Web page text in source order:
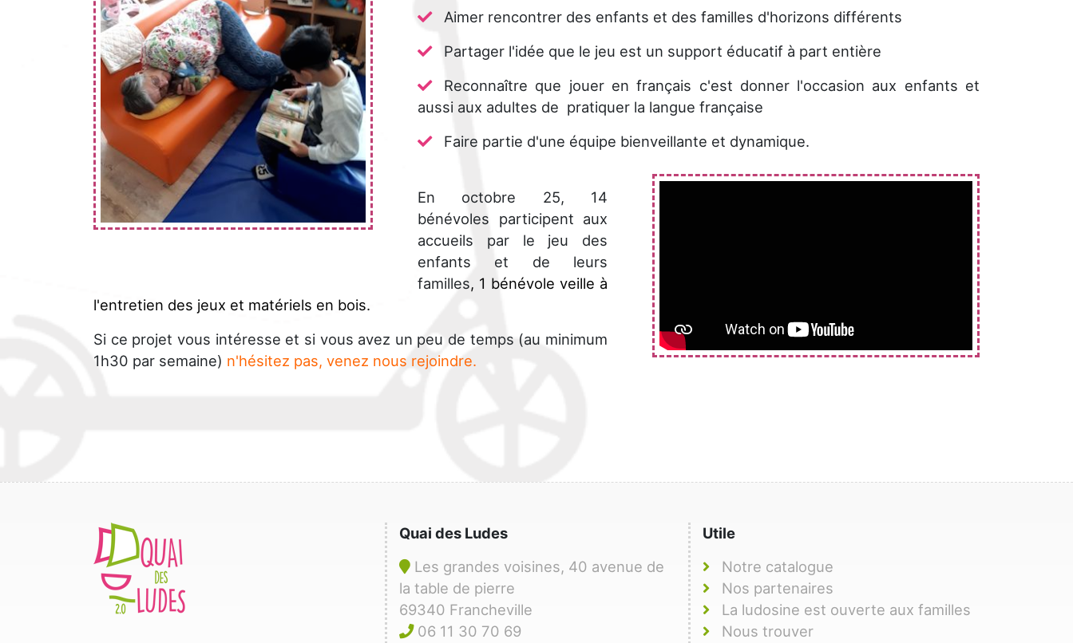
Aimer rencontrer des enfants et des familles d'horizons différents
Partager l'idée que le jeu est un support éducatif à part entière
Reconnaître que jouer en français c'est donner l'occasion aux enfants et
aussi aux adultes de pratiquer la langue française
Faire partie d'une équipe bienveillante et dynamique.
En octobre 25, 14
bénévoles participent aux
accueils par le jeu des
enfants et de leurs
familles, 1 bénévole veille à
l'entretien des jeux et matériels en bois.
Si ce projet vous intéresse et si vous avez un peu de temps (au minimum
1h30 par semaine) n'hésitez pas, venez nous rejoindre.
Quai des Ludes
Les grandes voisines, 40 avenue de
la table de pierre
69340 Francheville
06 11 30 70 69
Utile
Notre catalogue
Nos partenaires
La ludosine est ouverte aux familles
Nous trouver